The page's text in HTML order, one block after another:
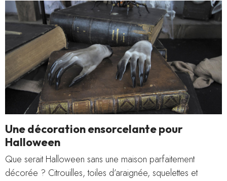
Une décoration ensorcelante pour
Halloween
Que serait Halloween sans une maison parfaitement
décorée ? Citrouilles, toiles d’araignée, squelettes et